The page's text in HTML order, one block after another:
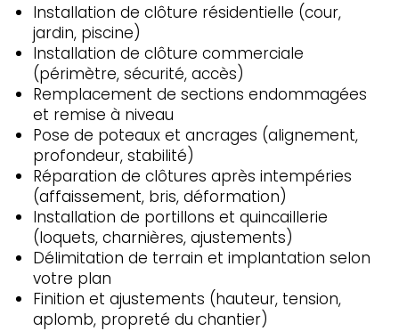
Installation de clôture résidentielle (cour,
jardin, piscine)
Installation de clôture commerciale
(périmètre, sécurité, accès)
Remplacement de sections endommagées
et remise à niveau
Pose de poteaux et ancrages (alignement,
profondeur, stabilité)
Réparation de clôtures après intempéries
(affaissement, bris, déformation)
Installation de portillons et quincaillerie
(loquets, charnières, ajustements)
Délimitation de terrain et implantation selon
votre plan
Finition et ajustements (hauteur, tension,
aplomb, propreté du chantier)